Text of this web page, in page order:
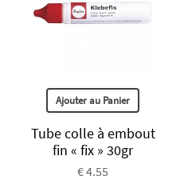
Ajouter au Panier
Tube colle à embout
fin « fix » 30gr
€ 4.55